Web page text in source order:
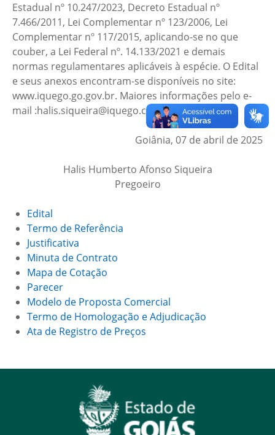
Estadual nº 10.247/2023, Decreto Estadual nº
7.466/2011, Lei Complementar nº 123/2006, Lei
Complementar nº 117/2015, aplicando-se no que
couber, a Lei Federal nº. 14.133/2021 e demais
normas regulamentares aplicáveis à espécie. O Edital
e seus anexos encontram-se disponíveis no site:
www.iquego.go.gov.br. Maiores informações pelo e-
mail :halis.siqueira@iquego.com.br
Goiânia, 07 de abril de 2025
Halis Humberto Afonso Siqueira
Pregoeiro
Edital
Termo de Referência
Justificativa
Minuta de Contrato
Mapa de Cotação
Parecer
Modelo de Proposta Comercial
Termo de Homologação e Adjudicação
Ata de Registro de Preços